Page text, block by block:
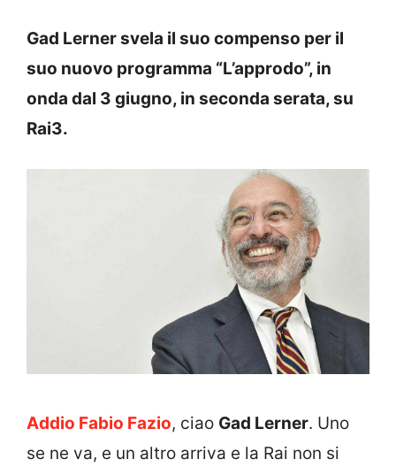
Gad Lerner svela il suo compenso per il
suo nuovo programma “L’approdo”, in
onda dal 3 giugno, in seconda serata, su
Rai3.
Addio Fabio Fazio, ciao Gad Lerner. Uno
se ne va, e un altro arriva e la Rai non si